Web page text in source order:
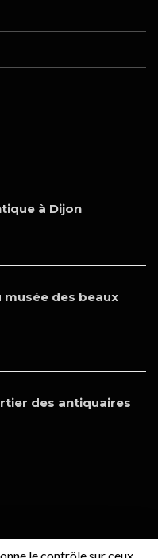
à Dijon
musée des beaux
des antiquaires